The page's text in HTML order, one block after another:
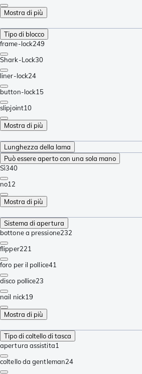
Mostra di più
Tipo di blocco
frame-lock249
Shark-Lock30
liner-lock24
button-lock15
slipjoint10
Mostra di più
Lunghezza della lama
Può essere aperto con una sola mano
Sì340
no12
Mostra di più
Sistema di apertura
bottone a pressione232
flipper221
foro per il pollice41
disco pollice23
nail nick19
Mostra di più
Tipo di coltello di tasca
apertura assistita1
coltello da gentleman24